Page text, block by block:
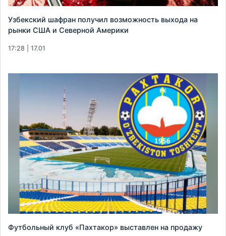
Узбекский шафран получил возможность выхода на
рынки США и Северной Америки
17:28 | 17.01
Футбольный клуб «Пахтакор» выставлен на продажу